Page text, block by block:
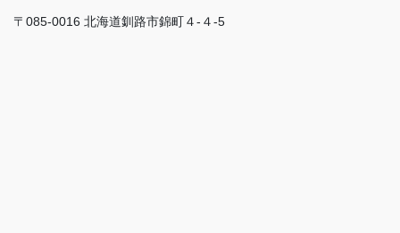
〒085-0016 北海道釧路市錦町４-４-5